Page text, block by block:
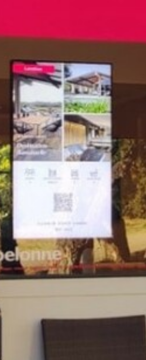
L’UFFICIO DEL TURISMO VI
ACCOGLIE
MODULO DI CONTTATO